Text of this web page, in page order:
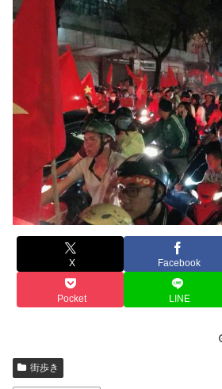
X Facebook
Pocket LINE
街歩き